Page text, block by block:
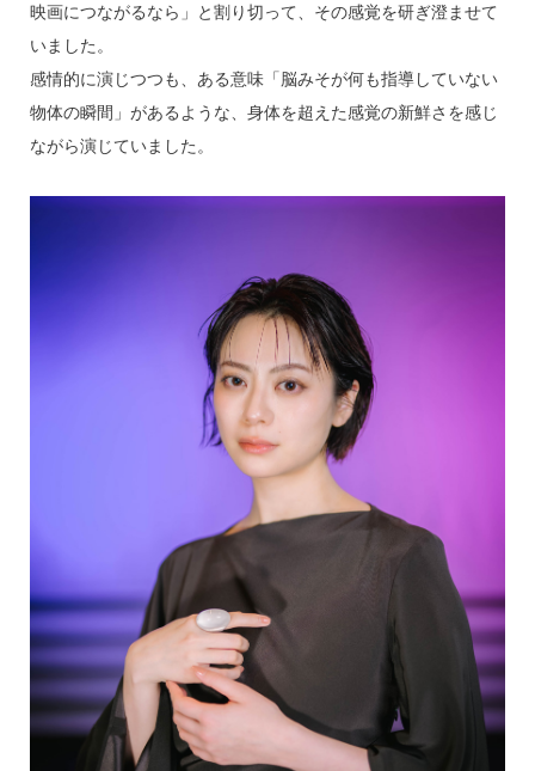
映画につながるなら」と割り切って、その感覚を研ぎ澄ませて
いました。
感情的に演じつつも、ある意味「脳みそが何も指導していない
物体の瞬間」があるような、身体を超えた感覚の新鮮さを感じ
ながら演じていました。